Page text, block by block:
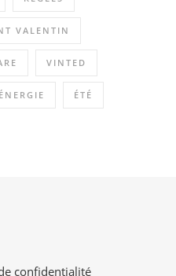
VALENTIN
VINTED
ÉTÉ
confidentialité